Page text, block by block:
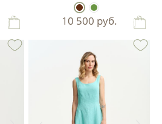
10 500 руб.